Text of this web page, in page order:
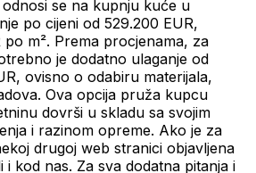
se na kupnju kuće u
po cijeni od 529.200 EUR,
m². Prema procjenama, za
je dodatno ulaganje od
ovisno o odabiru materijala,
Ova opcija pruža kupcu
dovrši u skladu sa svojim
i razinom opreme. Ako je za
drugoj web stranici objavljena
i kod nas. Za sva dodatna pitanja i